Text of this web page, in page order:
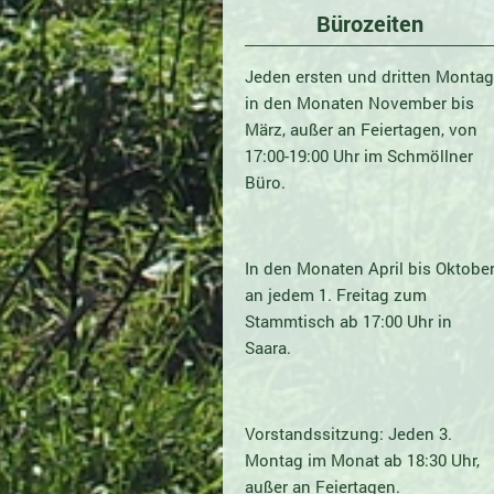
Bürozeiten
Jeden ersten und dritten Montag
in den Monaten November bis
März, außer an Feiertagen, von
17:00-19:00 Uhr im Schmöllner
Büro.
In den Monaten April bis Oktober
an jedem 1. Freitag zum
Stammtisch ab 17:00 Uhr in
Saara.
Vorstandssitzung: Jeden 3.
Montag im Monat ab 18:30 Uhr,
außer an Feiertagen.